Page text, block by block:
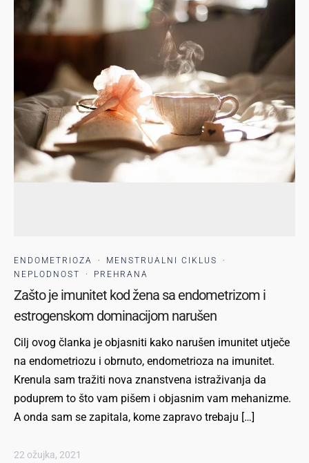
ENDOMETRIOZA · MENSTRUALNI CIKLUS
·
NEPLODNOST
· PREHRANA
Zašto je imunitet kod žena sa endometrizom i
estrogenskom dominacijom narušen
Cilj ovog članka je objasniti kako narušen imunitet utječe
na endometriozu i obrnuto, endometrioza na imunitet.
Krenula sam tražiti nova znanstvena istraživanja da
poduprem to što vam pišem i objasnim vam mehanizme.
A onda sam se zapitala, kome zapravo trebaju […]
22 ožujka, 2021